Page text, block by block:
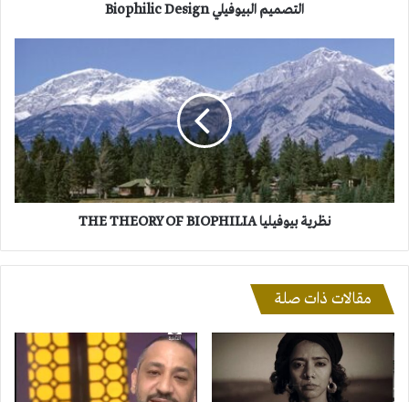
التصميم البيوفيلي Biophilic Design
بيوفيليا
THE
THEORY
OF
BIOPHILIA
نظرية بيوفيليا THE THEORY OF BIOPHILIA
مقالات ذات صلة